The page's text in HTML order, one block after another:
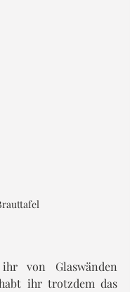
von Glaswänden
ihr trotzdem das